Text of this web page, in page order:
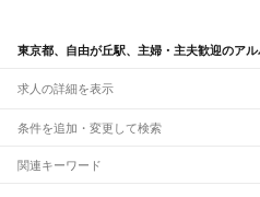
東京都、自由が丘駅、主婦・主夫歓迎のア
求人の詳細を表示
条件を追加・変更して検索
市区町村を追加・変更
関連キーワード